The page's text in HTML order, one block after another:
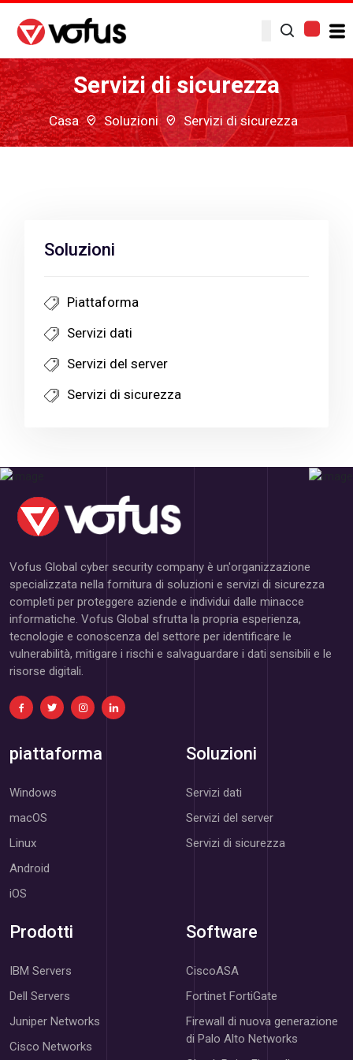
Servizi di sicurezza
Casa Soluzioni Servizi di sicurezza
Soluzioni
Piattaforma
Servizi dati
Servizi del server
Servizi di sicurezza
Vofus Global cyber security company è un'organizzazione
specializzata nella fornitura di soluzioni e servizi di sicurezza
completi per proteggere aziende e individui dalle minacce
informatiche. Vofus Global sfrutta la propria esperienza,
tecnologie e conoscenza del settore per identificare le
vulnerabilità, mitigare i rischi e salvaguardare i dati sensibili e le
risorse digitali.
piattaforma
Windows
macOS
Linux
Android
iOS
Soluzioni
Servizi dati
Servizi del server
Servizi di sicurezza
Prodotti
IBM Servers
Dell Servers
Juniper Networks
Cisco Networks
Software
CiscoASA
Fortinet FortiGate
Firewall di nuova generazione
di Palo Alto Networks